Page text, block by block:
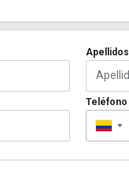
Apellidos
Teléfono
▼